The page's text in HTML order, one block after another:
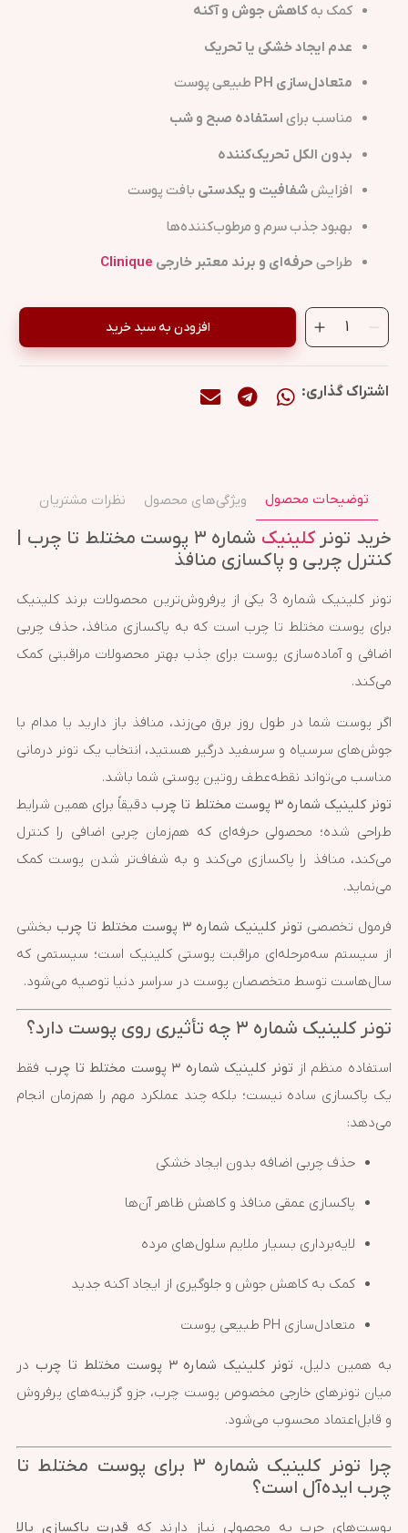
کمک بهکاهش جوش و آکنه
عدم ایجاد خشکی یا تحریک
متعادل‌سازی PH
طبیعی پوست
مناسب برای استفاده صبح و شب
بدون الکل تحریک‌کننده
افزایششفافیت و یکدستی بافت پوست
بهبود جذب سرم و مرطوب‌کننده‌ها
طراحی حرفه‌ای و برند معتبر خارجی Clinique
افزودن به سبد خرید
اشتراک گذاری:
توضیحات محصول ویژگی‌های محصول نظرات مشتریان
خرید تونرکلینیک
شماره ۳ پوست مختلط تا چرب |
کنترل چربی و پاکسازی منافذ
تونر کلینیک شماره 3 یکی از پرفروش‌ترین محصولات برند کلینیک
برای پوست مختلط تا چرب است که به پاکسازی منافذ، حذف چربی
اضافی و آماده‌سازی پوست برای جذب بهتر محصولات مراقبتی کمک
می‌کند.
اگر پوست شما در طول روز برق می‌زند، منافذ باز دارید یا مدام با
جوش‌های سرسیاه و سرسفید درگیر هستید، انتخاب یک تونر درمانی
مناسب می‌تواند نقطه‌عطف روتین پوستی شما باشد.
تونر کلینیک شماره ۳ پوست مختلط تا چرب
دقیقاً برای همین شرایط
طراحی شده؛ محصولی حرفه‌ای که هم‌زمان چربی اضافی را کنترل
می‌کند، منافذ را پاکسازی می‌کند و به شفاف‌تر شدن پوست کمک
می‌نماید.
فرمول تخصصی تونر کلینیک شماره ۳ پوست مختلط تا چرب
بخشی
از سیستم سه‌مرحله‌ای مراقبت پوستی کلینیک است؛ سیستمی که
سال‌هاست توسط متخصصان پوست در سراسر دنیا توصیه می‌شود.
تونر کلینیک شماره ۳ چه تأثیری روی پوست دارد؟
استفاده منظم از تونر کلینیک شماره ۳ پوست مختلط تا چرب
فقط
یک پاکسازی ساده نیست؛ بلکه چند عملکرد مهم را هم‌زمان انجام
می‌دهد:
حذف چربی اضافه بدون ایجاد خشکی
پاکسازی عمقی منافذ و کاهش ظاهر آن‌ها
لایه‌برداری بسیار ملایم سلول‌های مرده
کمک به کاهش جوش و جلوگیری از ایجاد آکنه جدید
متعادل‌سازی PH طبیعی پوست
به همین دلیل، تونر کلینیک شماره ۳ پوست مختلط تا چرب
در
میان تونرهای خارجی مخصوص پوست چرب، جزو گزینه‌های پرفروش
و قابل‌اعتماد محسوب می‌شود.
چرا تونر کلینیک شماره ۳ برای پوست مختلط تا
چرب ایده‌آل است؟
پوست‌های چرب به محصولی نیاز دارند که قدرت پاکسازی بالا